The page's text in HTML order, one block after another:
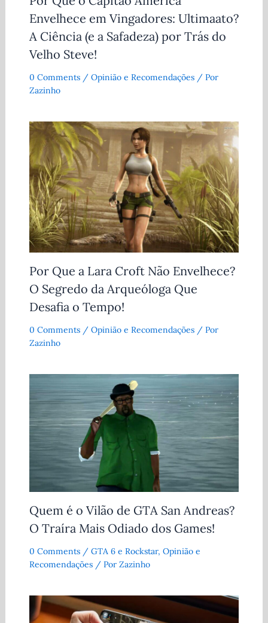
Envelhece em Vingadores: Ultimaato?
A Ciência (e a Safadeza) por Trás do
Velho Steve!
0 Comments / Opinião e Recomendações/ Por
Zazinho
Por Que a Lara Croft Não Envelhece?
O Segredo da Arqueóloga Que
Desafia o Tempo!
0 Comments / Opinião e Recomendações/ Por
Zazinho
Quem é o Vilão de GTA San Andreas?
O Traíra Mais Odiado dos Games!
0 Comments / GTA 6 e Rockstar, Opinião e
Recomendações/ Por Zazinho